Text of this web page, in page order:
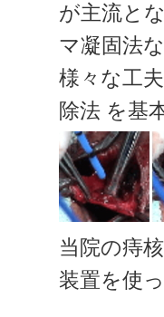
が主流と
マ凝固法
様々な工
除法 を基
当院の痔
装置を使